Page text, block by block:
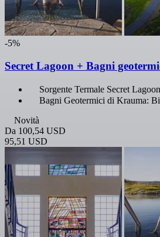
-5%
Secret Lagoon + Bagni
Sorgente Termale Secret
Bagni Geotermici di Krauma:
Novità
Da 100,54 USD
95,51 USD